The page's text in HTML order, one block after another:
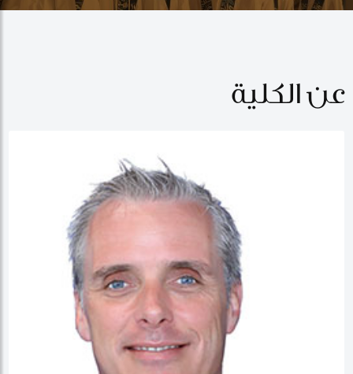
عن الكلية